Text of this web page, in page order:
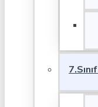
7.Sınıf